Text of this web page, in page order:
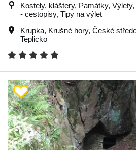
Kostely, kláštery, Památky,
- cestopisy, Tipy na výlet
Krupka, Krušné hory, České
Teplicko